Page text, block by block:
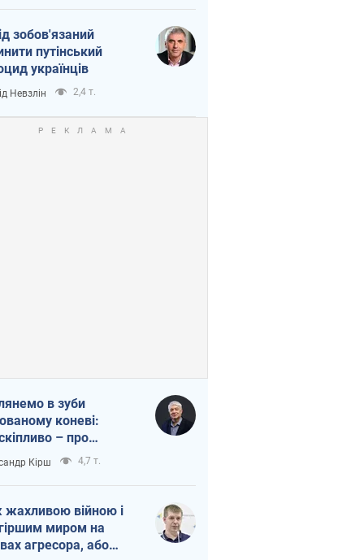
зобов'язаний
путінський
українців
Невзлін 2,4 т.
в зуби
коневі:
– про
Україні
Кірш 4,7 т.
жахливою війною і
миром на
агресора, або